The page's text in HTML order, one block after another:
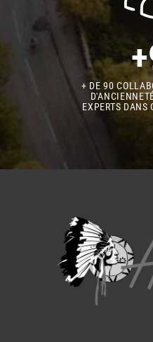
+ DE 90
EXPERTS DANS